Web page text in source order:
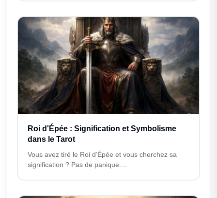
Roi d'Épée : Signification et Symbolisme
dans le Tarot
Vous avez tiré le Roi d’Épée et vous cherchez sa
signification ? Pas de panique....